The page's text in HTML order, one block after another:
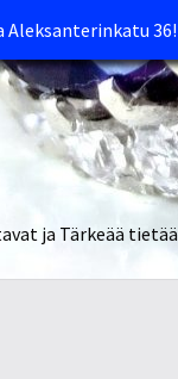
Aleksanterinkatu 36!
ja Tärkeää tietää